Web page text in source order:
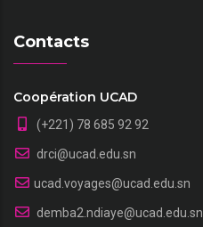
Contacts
Coopération UCAD
(+221) 78 685 92 92
drci@ucad.edu.sn
ucad.voyages@ucad.edu.sn
demba2.ndiaye@ucad.edu.sn